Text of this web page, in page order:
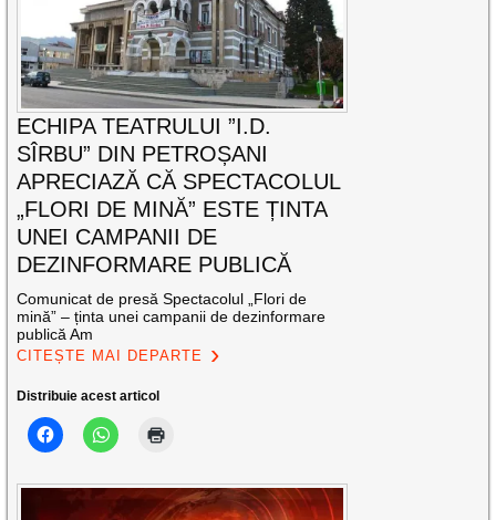
ECHIPA TEATRULUI ”I.D.
SÎRBU” DIN PETROȘANI
APRECIAZĂ CĂ SPECTACOLUL
„FLORI DE MINĂ” ESTE ȚINTA
UNEI CAMPANII DE
DEZINFORMARE PUBLICĂ
Comunicat de presă Spectacolul „Flori de
mină” – ținta unei campanii de dezinformare
publică Am
CITEȘTE MAI DEPARTE
Distribuie acest articol